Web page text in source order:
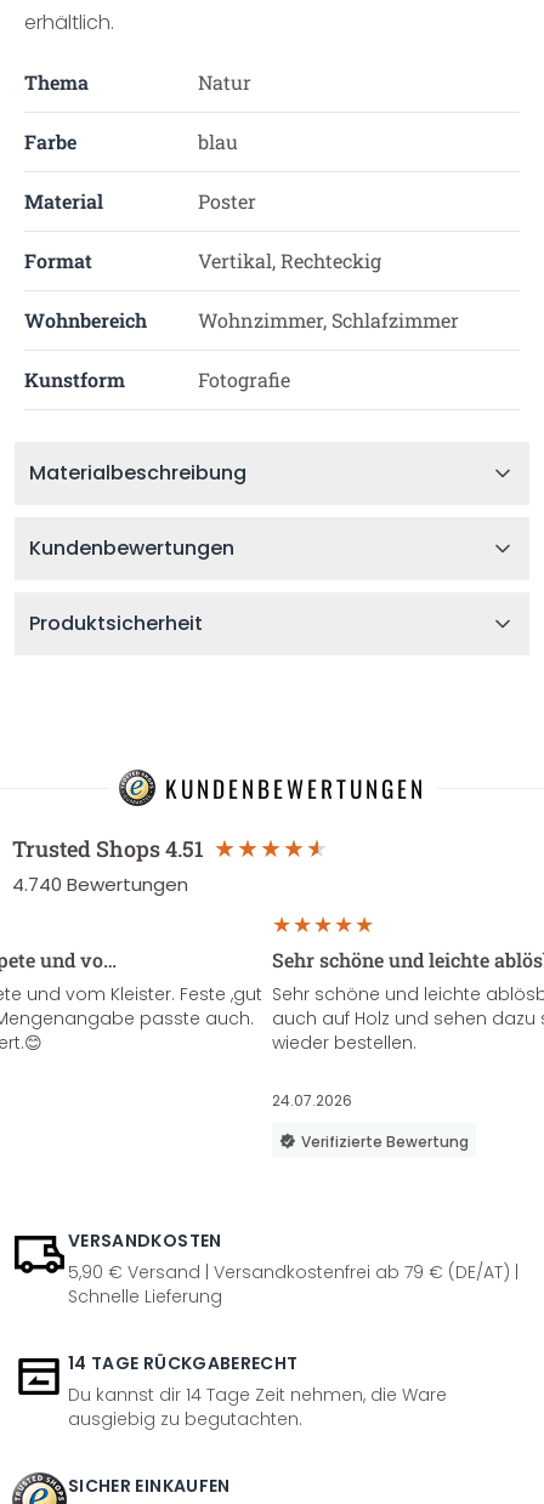
erhältlich.
Thema Natur
Farbe blau
Material Poster
Format Vertikal, Rechteckig
Wohnbereich Wohnzimmer, Schlafzimmer
Kunstform Fotografie
Materialbeschreibung
Kundenbewertungen
Produktsicherheit
KUNDENBEWERTUNGEN
Trusted Shops4.51
4.740 Bewertungen
und vo…
und vom Kleister. Feste ,gut
passte auch.
Sehr schöne und leichte
Sehr schöne und leichte
auch auf Holz und sehen
wieder bestellen.
24.07.2026
Verifizierte Bewertung
VERSANDKOSTEN
5,90 € Versand | Versandkostenfrei ab 79 € (DE/AT) |
Schnelle Lieferung
14 TAGE RÜCKGABERECHT
Du kannst dir 14 Tage Zeit nehmen, die Ware
ausgiebig zu begutachten.
SICHER EINKAUFEN